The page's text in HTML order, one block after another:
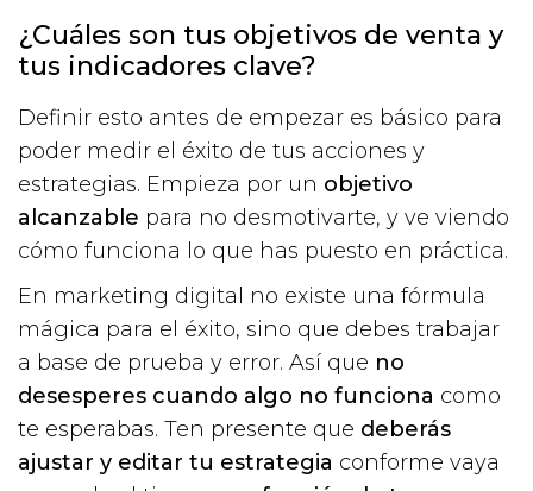
¿Cuáles son tus objetivos de venta y
tus indicadores clave?
Definir esto antes de empezar es básico para
poder medir el éxito de tus acciones y
estrategias. Empieza por un objetivo
alcanzable para no desmotivarte, y ve viendo
cómo funciona lo que has puesto en práctica.
En marketing digital no existe una fórmula
mágica para el éxito, sino que debes trabajar
a base de prueba y error. Así que no
desesperes cuando algo no funciona como
te esperabas. Ten presente que deberás
ajustar y editar tu estrategia conforme vaya